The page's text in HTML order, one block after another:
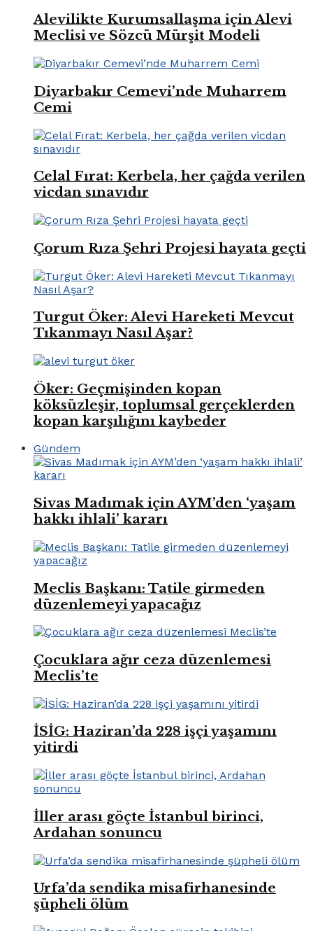
Alevilikte Kurumsallaşma için Alevi
Meclisi ve Sözcü Mürşit Modeli
Diyarbakır Cemevi’nde Muharrem
Cemi
Celal Fırat: Kerbela, her çağda verilen
vicdan sınavıdır
Çorum Rıza Şehri Projesi hayata geçti
Turgut Öker: Alevi Hareketi Mevcut
Tıkanmayı Nasıl Aşar?
Öker: Geçmişinden kopan
köksüzleşir, toplumsal gerçeklerden
kopan karşılığını kaybeder
Gündem
Sivas Madımak için AYM’den ‘yaşam
hakkı ihlali’ kararı
Meclis Başkanı: Tatile girmeden
düzenlemeyi yapacağız
Çocuklara ağır ceza düzenlemesi
Meclis’te
İSİG: Haziran’da 228 işçi yaşamını
yitirdi
İller arası göçte İstanbul birinci,
Ardahan sonuncu
Urfa’da sendika misafirhanesinde
şüpheli ölüm